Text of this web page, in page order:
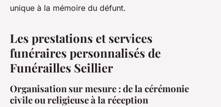
unique à la mémoire du défunt.
Les prestations et services
funéraires personnalisés de
Funérailles Seillier
Organisation sur mesure : de la cérémonie
civile ou religieuse à la réception